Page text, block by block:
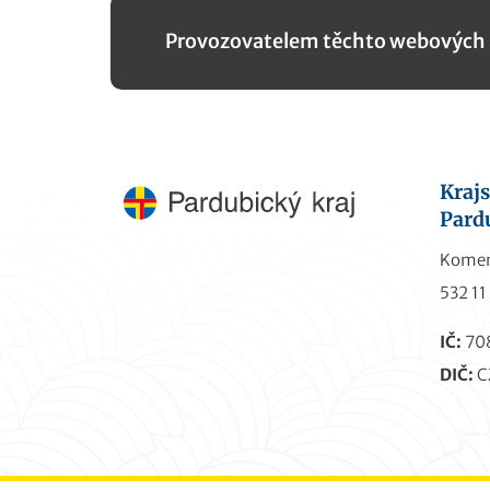
Provozovatelem těchto
532
IČ:
DIČ: